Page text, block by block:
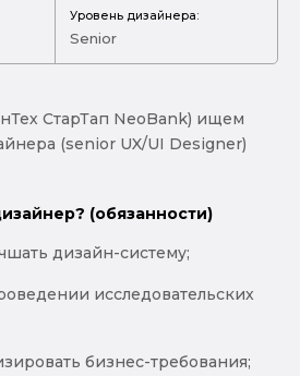
Уровень дизайнера:
Senior
СтарТап NeoBank) ищем
(senior UX/UI Designer)
(обязанности)
дизайн-систему;
исследовательских
бизнес-требования;